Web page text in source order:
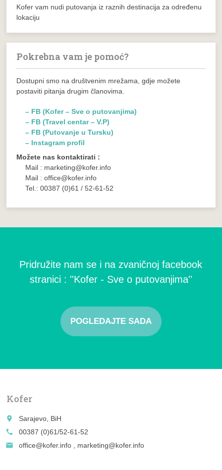
Kofer vam nudi putovanja iz raznih destinacija za određenu
lokaciju
Pokrebna vam je pomoć?
Dostupni smo na društvenim mrežama, gdje možete
postaviti pitanja drugim članovima.
– FB (Kofer – Sve o putovanjima)
– FB (Travel centar – V.P)
– FB (Putovanje u Tursku)
– Instagram profil
Možete nas kontaktirati :
Mail : marketing@kofer.info
Mail : office@kofer.info
Tel.: 00387 (0)61 / 52-61-52
Pridružite nam se i na zvaničnoj facebook
stranici : ''Kofer - Sve o putovanjima''
POGLEDAJTE SADA
Kofer
place
Sarajevo, BiH
call
00387 (0)61/52-61-52
email
office@kofer.info , marketing@kofer.info